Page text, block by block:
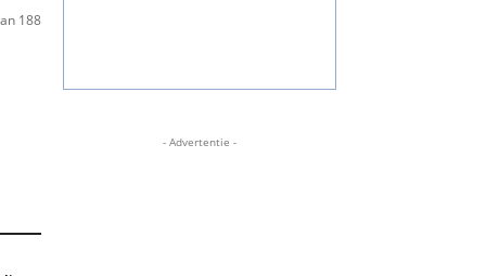
188
- Advertentie -